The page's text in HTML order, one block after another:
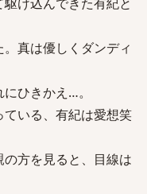
真は優しくダンディ
ひきかえ…。
いる、有紀は愛想笑
方を見ると、目線は